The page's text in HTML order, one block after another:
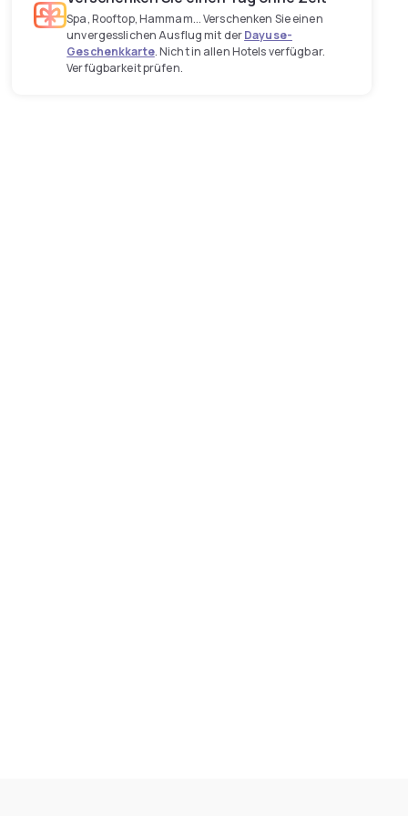
Spa, Rooftop, Hammam... Verschenken Sie einen
unvergesslichen Ausflug mit derDayuse-
Geschenkkarte. Nicht in allen Hotels verfügbar.
Verfügbarkeit prüfen.